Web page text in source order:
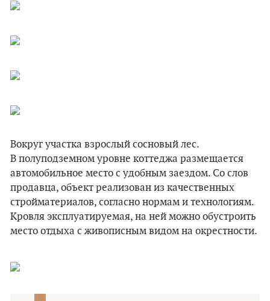
Вокруг участка взрослый сосновый лес.
В полуподземном уровне коттеджа размещается
автомобильное место с удобным заездом. Со слов
продавца, объект реализован из качественных
стройматериалов, согласно нормам и технологиям.
Кровля эксплуатируемая, на ней можно обустроить
место отдыха с живописным видом на окрестности.